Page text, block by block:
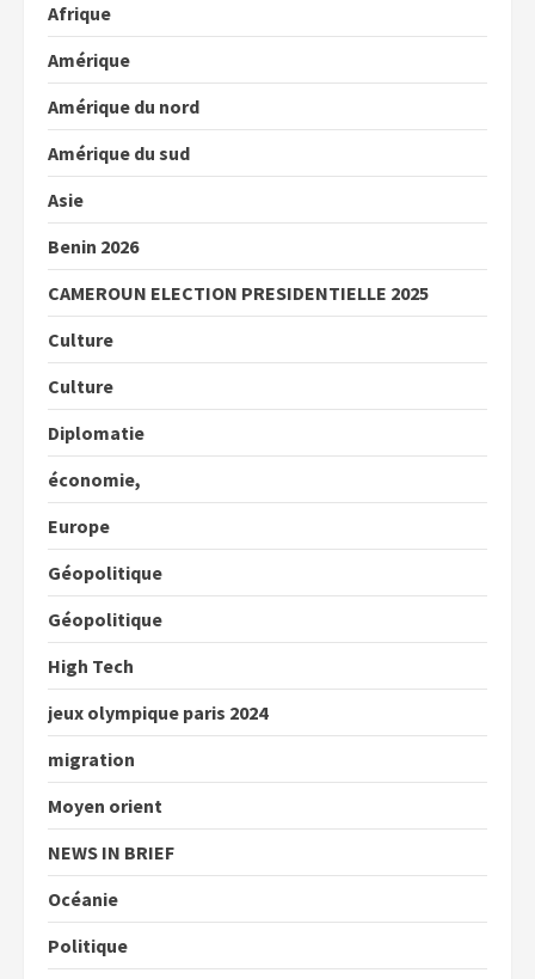
Afrique
Amérique
Amérique du nord
Amérique du sud
Asie
Benin 2026
CAMEROUN ELECTION PRESIDENTIELLE 2025
Culture
Culture
Diplomatie
économie,
Europe
Géopolitique
Géopolitique
High Tech
jeux olympique paris 2024
migration
Moyen orient
NEWS IN BRIEF
Océanie
Politique